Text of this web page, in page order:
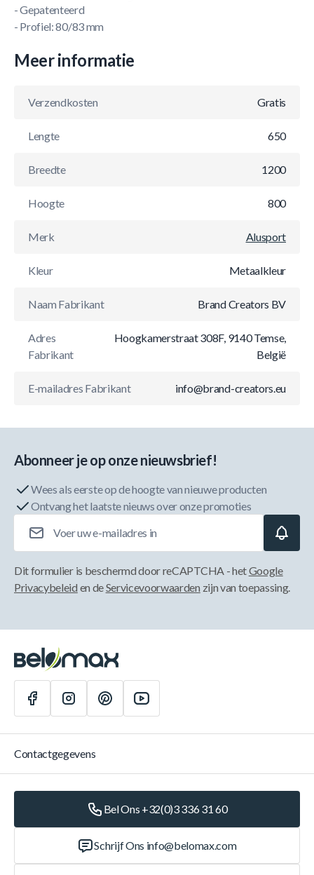
- Gepatenteerd
- Profiel: 80/83 mm
Meer informatie
Verzendkosten Gratis
Lengte 650
Breedte 1200
Hoogte 800
Merk Alusport
Kleur Metaalkleur
Naam Fabrikant Brand Creators BV
Adres
Fabrikant
Hoogkamerstraat 308F, 9140 Temse,
België
E-mailadres Fabrikant info@brand-creators.eu
Abonneer je op onze nieuwsbrief!
Wees als eerste op de hoogte van nieuwe producten
Ontvang het laatste nieuws over onze promoties
Dit formulier is beschermd door reCAPTCHA - hetGoogle
Privacybeleid en deServicevoorwaarden zijn van toepassing.
Contactgegevens
Bel Ons +32(0)3 336 31 60
Schrijf Ons info@belomax.com